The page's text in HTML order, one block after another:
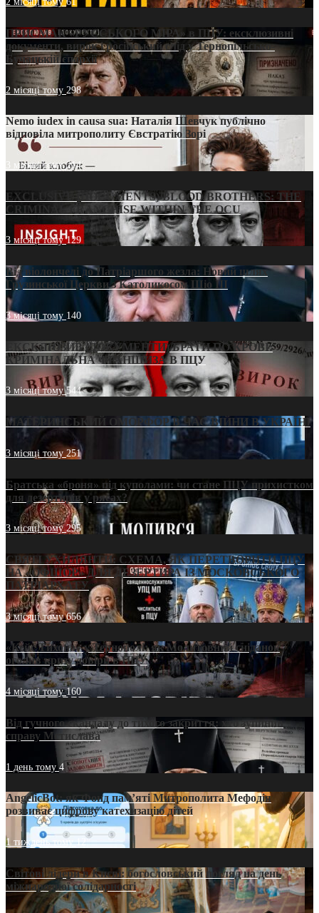
ПРИСМАК «РУССЬКОГО МІРА» в ПЦУ: ексклюзивні
документи, вирок і російський слід у Тернопільсько-
Бучацькій єпархії
2 місяці тому 298
Nemo iudex in causa sua: Наталія Шевчук публічно
відповіла митрополиту Євстратію Зорі
3 місяці тому214
EXCLUSIVE (DOCUMENTS)/BLOOD BROTHERS: THE
CRIMINAL FRANCHISE WITHIN THE OCU
3 місяці тому129
Від віолончелі до Патріаршого жезла: Новий шлях
Грузинської Церкви з Католикосом Шіо III
3 місяці тому 140
ЕКСКЛЮЗИВ (ДОКУМЕНТИ)/БРАТИ ПО КРОВІ:
КРИМІНАЛЬНА ФРАНШИЗА В ПЦУ
3 місяці тому544
МАТЕРИНСЬКИЙ ОМОРФОР В ЧАС ВІЙНИ В УКРАЇНІ
3 місяці тому251
Братська «броня» під куполами: чи стане ПЦУ прихистком
для дезертирів у рясах?
3 місяці тому295
СВЯТІ УХИЛЯНТИ: СХЕМА, ЯК ПЕРЕТВОРИТИ ПЦУ
НА «ОФШОР» ДЛЯ ДЕЗЕРТИРА ІЗ МОСКОВСЬКОГО
ПАТРІАРХАТУ
3 місяці тому656
«Кейс Тихона» у Тернополі: як Молитовний сніданок
оголив кризу довіри в ПЦУ
4 місяці тому160
Від гучного скандалу до тихого закриття: хто зупинив
справу Мстислава
1 день тому4
AngelicBot: як Фонд пам’яті Митрополита Мефодія
розвиває цифрову катехизацію дітей
1 тиждень тому12
Світові лідери в Києві: богословський погляд на день
міжнародної солідарності